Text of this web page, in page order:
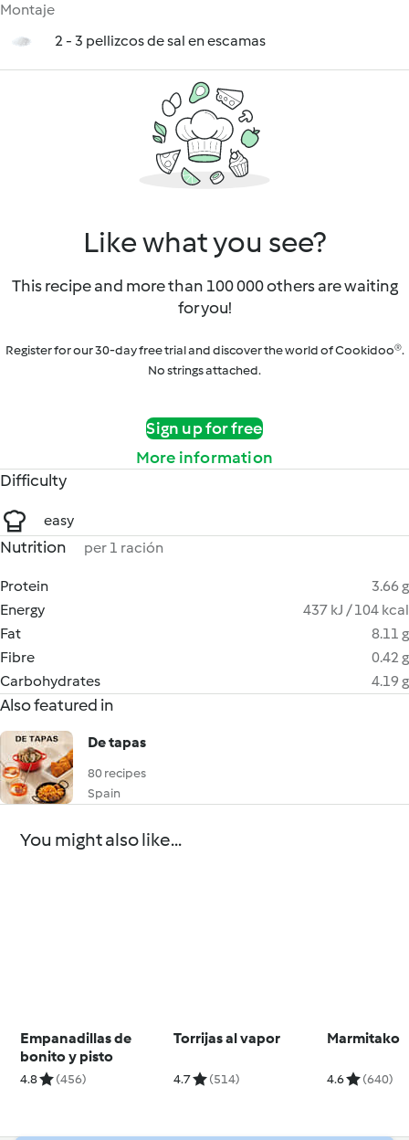
Montaje
2 - 3 pellizcos de sal en escamas
Like what you see?
This recipe and more than 100 000 others are waiting
for you!
Register for our 30-day free trial and discover the world of Cookidoo®.
No strings attached.
Sign up for free
More information
Difficulty
easy
Nutrition per 1 ración
Protein
3.66 g
Energy
437 kJ / 104 kcal
Fat
8.11 g
Fibre
0.42 g
Carbohydrates
4.19 g
Also featured in
De tapas
80 recipes
Spain
You might also like...
Empanadillas de
bonito y pisto
4.8 (456)
Torrijas al vapor
4.7 (514)
Marmitako
4.6 (640)